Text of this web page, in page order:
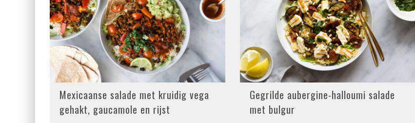
Mexicaanse salade met kruidig vega
gehakt, gaucamole en rijst
Gegrilde aubergine-halloumi salade
met bulgur